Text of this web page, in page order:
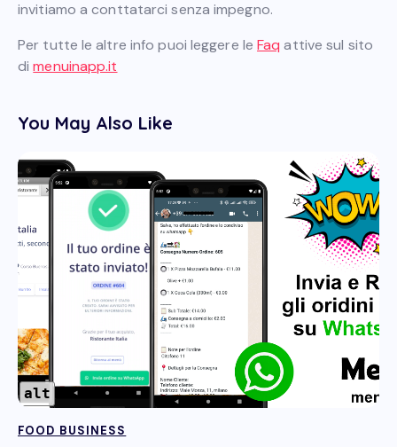
invitiamo a conttatarci senza impegno.
Per tutte le altre info puoi leggere leFaq attive sul sito
dimenuinapp.it
You May Also Like
alt
FOOD BUSINESS